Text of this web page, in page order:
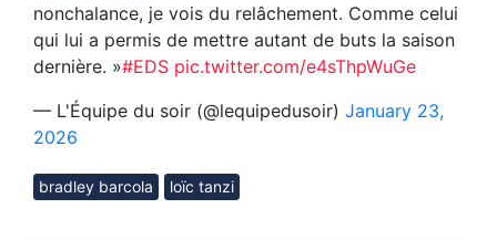
nonchalance, je vois du relâchement. Comme celui
qui lui a permis de mettre autant de buts la saison
dernière. »#EDS pic.twitter.com/e4sThpWuGe
— L'Équipe du soir (@lequipedusoir) January 23,
2026
bradley barcola loïc tanzi